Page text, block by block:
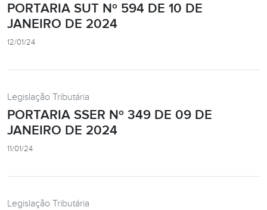
PORTARIA SUT Nº 594 DE 10 DE
JANEIRO DE 2024
12/01/24
Legislação Tributária
PORTARIA SSER Nº 349 DE 09 DE
JANEIRO DE 2024
11/01/24
Legislação Tributária